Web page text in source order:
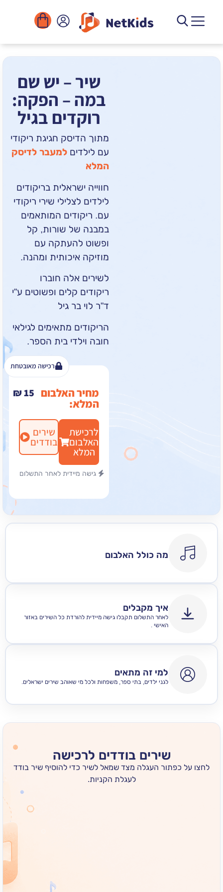
שיר – יש שם
במה – הפקה:
רוקדים בגיל
מתוך הדיסקחגיגת ריקודי
עם לילדיםלמעבר לדיסק
חווייה ישראלית בריקודים
לילדים לצלילי שירי ריקודי
עם. ריקודים המותאמים
במבנה של שורות, קל
ופשוט להעתקה עם
מוזיקה איכותית ומהנה.
לשירים אלה חוברו
ריקודים קלים ופשוטים ע”י
ד”ר לוי בר גיל
הריקודים מתאימים לגילאי
חובה וילדי בית הספר.
מחיר האלבום ₪15
המלא
שירים
בודדים
גישה מיידית לאחר התשלום
רכישה מאובטחת
מה כולל האלבום
איך מקבלים
לאחר התשלום תקבלו גישה מיידית להורדת כל השירים באזור
למי זה מתאים
לגני ילדים, בתי ספר, משפחות ולכל מי שאוהב שירים ישראלים.
שירים בודדים לרכישה
כפתור העגלה מצד שמאל לשיר כדי להוסיף שיר בודד
לעגלת הקניות.